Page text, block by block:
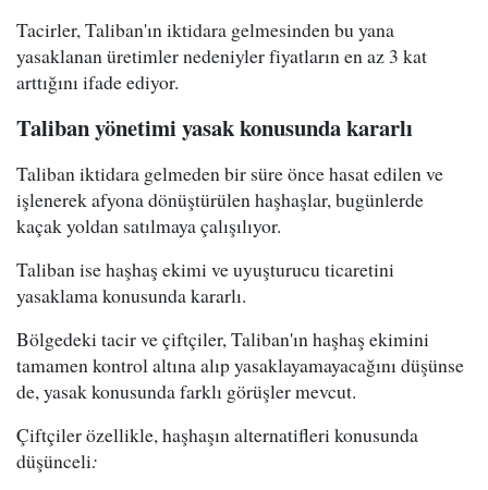
Tacirler, Taliban'ın iktidara gelmesinden bu yana
yasaklanan üretimler nedeniyler fiyatların en az 3 kat
arttığını ifade ediyor.
Taliban yönetimi yasak konusunda kararlı
Taliban iktidara gelmeden bir süre önce hasat edilen ve
işlenerek afyona dönüştürülen haşhaşlar, bugünlerde
kaçak yoldan satılmaya çalışılıyor.
Taliban ise haşhaş ekimi ve uyuşturucu ticaretini
yasaklama konusunda kararlı.
Bölgedeki tacir ve çiftçiler, Taliban'ın haşhaş ekimini
tamamen kontrol altına alıp yasaklayamayacağını düşünse
de, yasak konusunda farklı görüşler mevcut.
Çiftçiler özellikle, haşhaşın alternatifleri konusunda
düşünceli: